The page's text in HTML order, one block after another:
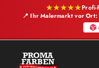
★★★★★
📍 Ihr Malermarkt vor